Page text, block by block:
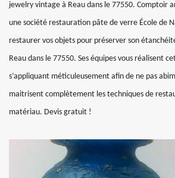
jewelry vintage à Reau dans le 77550. Comptoir
une société restauration pâte de verre École de
restaurer vos objets pour préserver son
Reau dans le 77550. Ses équipes vous réalisent
s’appliquant méticuleusement afin de ne pas
maitrisent complètement les techniques de
matériau. Devis gratuit !